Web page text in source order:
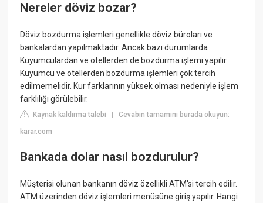
Nereler döviz bozar?
Döviz bozdurma işlemleri genellikle döviz büroları ve
bankalardan yapılmaktadır. Ancak bazı durumlarda
Kuyumculardan ve otellerden de bozdurma işlemi yapılır.
Kuyumcu ve otellerden bozdurma işlemleri çok tercih
edilmemelidir. Kur farklarının yüksek olması nedeniyle işlem
farklılığı görülebilir.
Kaynak kaldırma talebi |Cevabın tamamını burada okuyun:
karar.com
Bankada dolar nasıl bozdurulur?
Müşterisi olunan bankanın döviz özellikli ATM'si tercih edilir.
ATM üzerinden döviz işlemleri menüsüne giriş yapılır. Hangi